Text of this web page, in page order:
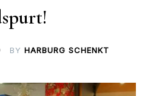
BY HARBURG SCHENKT